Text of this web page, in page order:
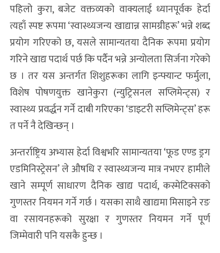
पहिलो कुरा, बजेट वक्तव्यको वाक्यलाई ध्यानपूर्वक हेर्दा
त्यहाँ स्पष्ट रूपमा ‘स्वास्थ्यजन्य खाद्यान्न सामग्रीहरू’ भन्ने शब्द
प्रयोग गरिएको छ, यसले सामान्यतया दैनिक रूपमा प्रयोग
गरिने खाद्य पदार्थ पर्छ कि पर्दैन भन्ने अन्योलता सिर्जना गरेको
छ । तर यस अन्तर्गत शिशुहरूका लागि इन्फ्यान्ट फर्मुला,
विशेष पोषणयुक्त खानेकुरा (न्युट्रिसनल सप्लिमेन्ट्स) र
स्वास्थ्य प्रवर्द्धन गर्ने दाबी गरिएका ‘डाइटरी सप्लिमेन्ट्स’ हरू
त पर्ने नै देखिन्छन् ।
अन्तर्राष्ट्रिय अभ्यास हेर्दा विश्वभरि सामान्यतया ‘फूड एण्ड ड्रग
एडमिनिस्ट्रेसन’ ले औषधि र स्वास्थ्यजन्य मात्र नभएर हामीले
खाने सम्पूर्ण साधारण दैनिक खाद्य पदार्थ, कस्मेटिक्सको
गुणस्तर नियमन गर्ने गर्छ । यसका साथै खाद्यमा मिसाइने रङ
वा रसायनहरूको सुरक्षा र गुणस्तर नियमन गर्ने पूर्ण
जिम्मेवारी पनि यसकै हुन्छ ।